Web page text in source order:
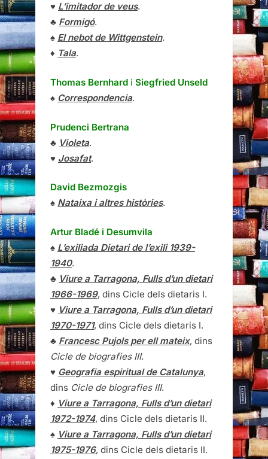
♥ L’imitador de veus.
♣ Formigó.
♠ El nebot de Wittgenstein.
♦ Tala.
Thomas Bernhard i Siegfried Unseld
♠ Correspondencia.
Prudenci Bertrana
♣ Violeta.
♥ Josafat.
David Bezmozgis
♠ Nataixa i altres històries.
Artur Bladé i Desumvila
♠ L’exiliada Dietari de l’exili 1939-
1940.
♣ Viure a Tarragona, Fulls d’un dietari
1966-1969, dins Cicle dels dietaris I.
♥ Viure a Tarragona, Fulls d’un dietari
1970-1971, dins Cicle dels dietaris I.
♣ Francesc Pujols per ell mateix, dins
Cicle de biografies III.
♥ Geografia espiritual de Catalunya,
dins Cicle de biografies III.
♦ Viure a Tarragona, Fulls d’un dietari
1972-1974, dins Cicle dels dietaris II.
♠ Viure a Tarragona, Fulls d’un dietari
1975-1976, dins Cicle dels dietaris II.